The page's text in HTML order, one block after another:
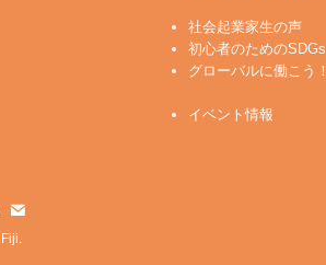
社会起業家生の声
初心者のためのSDGs
グローバルに働こう！
イベント情報